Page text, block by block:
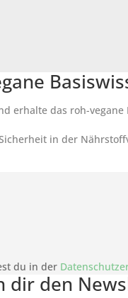
erhalte das roh-vegane
in der
du in der
den